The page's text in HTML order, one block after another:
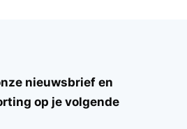
nieuwsbrief en
op je volgende